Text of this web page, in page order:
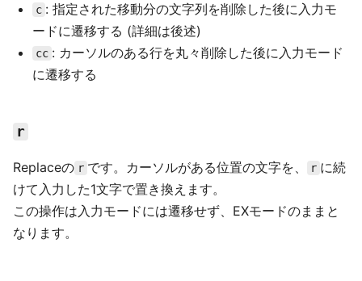
c : 指定された移動分の文字列を削除した後に入力モ
ードに遷移する (詳細は後述)
cc : カーソルのある行を丸々削除した後に入力モード
に遷移する
r
Replaceの r です。カーソルがある位置の文字を、 r に続
けて入力した1文字で置き換えます。
この操作は入力モードには遷移せず、EXモードのままと
なります。